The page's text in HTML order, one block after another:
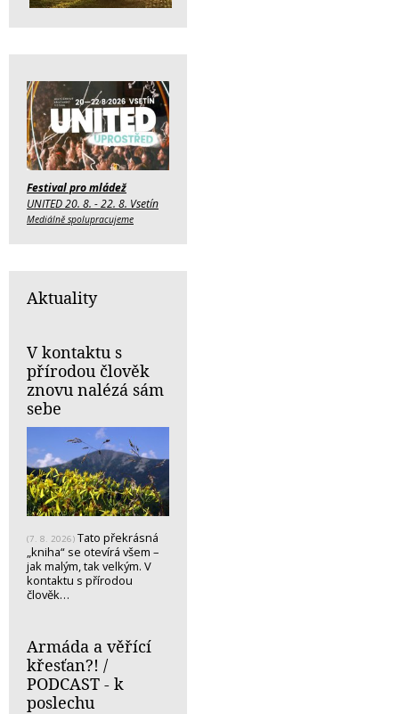
Festival pro mládež
UNITED 20. 8. - 22. 8. Vsetín
Mediálně spolupracujeme
Aktuality
V kontaktu s
přírodou člověk
znovu nalézá sám
sebe
(7. 8. 2026) Tato překrásná
„kniha“ se otevírá všem –
jak malým, tak velkým. V
kontaktu s přírodou
člověk…
Armáda a věřící
křesťan?! /
PODCAST - k
poslechu